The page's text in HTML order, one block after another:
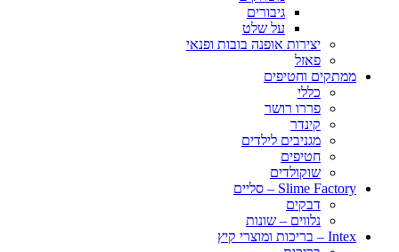
גיבורים
על שלט
יצירות אופנה בובות ופנאי
פאזל
ממתקים וחטיפים
כללי
פררו רושר
קינדר
מגניבים לילדים
חטיפים
שוקולדים
Slime Factory – סליים
דבקים
נלווים – שונות
Intex – בריכות ומוצרי קיץ